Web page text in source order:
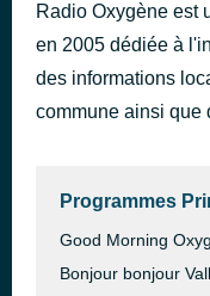
Frerot
Jérémy Frérot
Cold Heart -
Radio Oxygène est
en 2005 dédiée à
des informations
commune ainsi que
Programmes
Good Morning
Bonjour bonjour